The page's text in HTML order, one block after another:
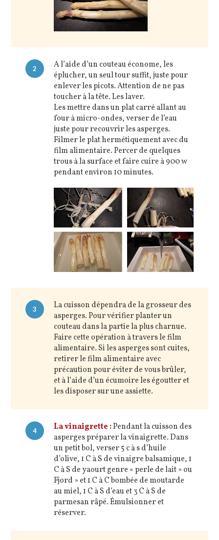
2
A l’aide d’un couteau économe, les
éplucher, un seul tour suffit, juste pour
enlever les picots. Attention de ne pas
toucher à la tête. Les laver.
Les mettre dans un plat carré allant au
four à micro-ondes, verser de l’eau
juste pour recouvrir les asperges.
Filmer le plat hermétiquement avec du
film alimentaire. Percer de quelques
trous à la surface et faire cuire à 900 w
pendant environ 10 minutes.
3
La cuisson dépendra de la grosseur des
asperges. Pour vérifier planter un
couteau dans la partie la plus charnue.
Faire cette opération à travers le film
alimentaire. Si les asperges sont cuites,
retirer le film alimentaire avec
précaution pour éviter de vous brûler,
et à l’aide d’un écumoire les égoutter et
les disposer sur une assiette.
4 La vinaigrette :Pendant la cuisson des
asperges préparer la vinaigrette. Dans
un petit bol, verser 5 c à s d’huile
d’olive, 1 C à S de vinaigre balsamique, 1
C à S de yaourt genre « perle de lait » ou
Fjord » et 1 C à C bombée de moutarde
au miel, 1 C à S d’eau et 3 C à S de
parmesan râpé. Émulsionner et
réserver.